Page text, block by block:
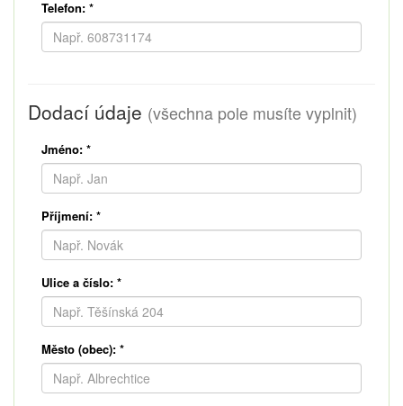
Telefon: *
Dodací údaje (všechna pole musíte vyplnit)
Jméno: *
Příjmení: *
Ulice a číslo: *
Město (obec): *